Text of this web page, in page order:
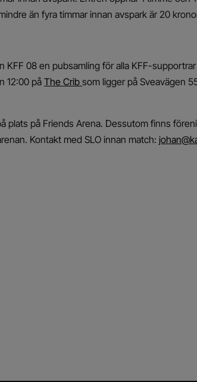
än fyra timmar innan avspark är 20
08 en pubsamling för alla KFF-
12:00 på The Crib som ligger på Sveavägen
plats på Friends Arena. Dessutom finns
Kontakt med SLO innan match: